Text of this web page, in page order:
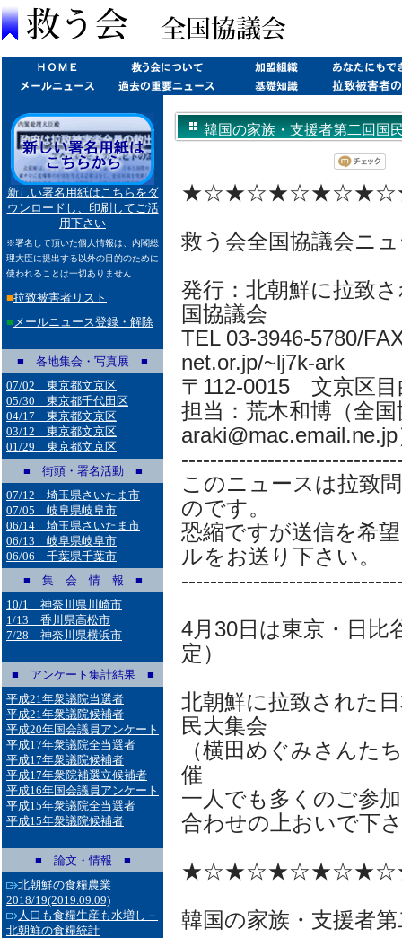
新しい署名用紙はこちらをダ
ウンロードし、印刷してご活
用下さい
※署名して頂いた個人情報は、内閣総
理大臣に提出する以外の目的のために
使われることは一切ありません
■拉致被害者リスト
■ メールニュース登録・解除
■ 各地集会・写真展 ■
07/02 東京都文京区
05/30 東京都千代田区
04/17 東京都文京区
03/12 東京都文京区
01/29 東京都文京区
■ 街頭・署名活動 ■
07/12 埼玉県さいたま市
07/05 岐阜県岐阜市
06/14 埼玉県さいたま市
06/13 岐阜県岐阜市
06/06 千葉県千葉市
■ 集 会 情 報 ■
10/1 神奈川県川崎市
1/13 香川県高松市
7/28 神奈川県横浜市
■ アンケート集計結果 ■
平成21年衆議院当選者
平成21年衆議院候補者
平成20年国会議員アンケート
平成17年衆議院全当選者
平成17年衆議院候補者
平成17年衆院補選立候補者
平成16年国会議員アンケート
平成15年衆議院全当選者
平成15年衆議院候補者
■ 論文・情報 ■
北朝鮮の食糧農業
2018/19(2019.09.09)
人口も食糧生産も水増し－
北朝鮮の食糧統計
韓国の家族・支援者第二回国
救う会全国協議会ニ
発行：北朝鮮に拉致
国協議会
TEL 03-3946-5780/
net.or.jp/~lj7k-ark
〒112-0015 文京区
担当：荒木和博（全
このニュースは拉致
のです。
恐縮ですが送信を希
ルをお送り下さい。
4月30日は東京・日比
定）
北朝鮮に拉致された
民大集会
（横田めぐみさんた
催
一人でも多くのご参
合わせの上おいで下
韓国の家族・支援者